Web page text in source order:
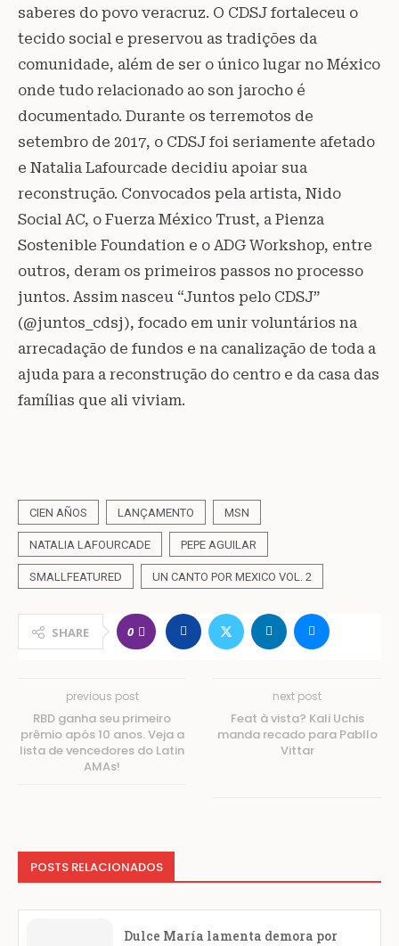
saberes do povo veracruz. O CDSJ fortaleceu o
tecido social e preservou as tradições da
comunidade, além de ser o único lugar no México
onde tudo relacionado ao son jarocho é
documentado. Durante os terremotos de
setembro de 2017, o CDSJ foi seriamente afetado
e Natalia Lafourcade decidiu apoiar sua
reconstrução. Convocados pela artista, Nido
Social AC, o Fuerza México Trust, a Pienza
Sostenible Foundation e o ADG Workshop, entre
outros, deram os primeiros passos no processo
juntos. Assim nasceu “Juntos pelo CDSJ”
(@juntos_cdsj), focado em unir voluntários na
arrecadação de fundos e na canalização de toda a
ajuda para a reconstrução do centro e da casa das
famílias que ali viviam.
CIEN AÑOS LANÇAMENTO MSN
NATALIA LAFOURCADE PEPE AGUILAR
SMALLFEATURED UN CANTO POR MEXICO VOL. 2
SHARE 0
previous post
RBD ganha seu primeiro
prêmio após 10 anos. Veja a
lista de vencedores do Latin
AMAs!
next post
Feat à vista? Kali Uchis
manda recado para Pabllo
Vittar
POSTS RELACIONADOS
Dulce María lamenta demora por